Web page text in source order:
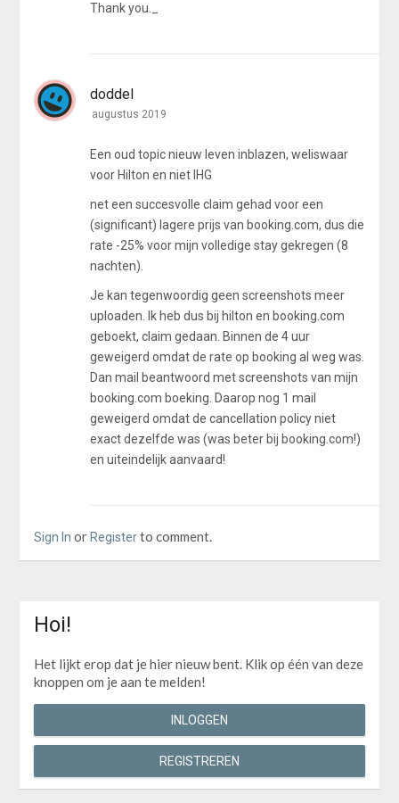
Thank you._
doddel
augustus 2019
Een oud topic nieuw leven inblazen, weliswaar
voor Hilton en niet IHG
net een succesvolle claim gehad voor een
(significant) lagere prijs van booking.com, dus die
rate -25% voor mijn volledige stay gekregen (8
nachten).
Je kan tegenwoordig geen screenshots meer
uploaden. Ik heb dus bij hilton en booking.com
geboekt, claim gedaan. Binnen de 4 uur
geweigerd omdat de rate op booking al weg was.
Dan mail beantwoord met screenshots van mijn
booking.com boeking. Daarop nog 1 mail
geweigerd omdat de cancellation policy niet
exact dezelfde was (was beter bij booking.com!)
en uiteindelijk aanvaard!
Sign In orRegisterto comment.
Hoi!
Het lijkt erop dat je hier nieuw bent. Klik op één van deze
knoppen om je aan te melden!
INLOGGEN
REGISTREREN